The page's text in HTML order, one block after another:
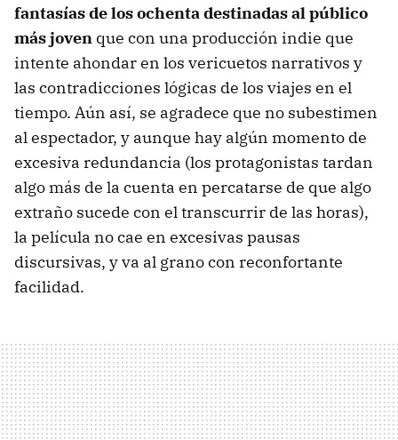
fantasías de los ochenta destinadas al público
más joven que con una producción indie que
intente ahondar en los vericuetos narrativos y
las contradicciones lógicas de los viajes en el
tiempo. Aún así, se agradece que no subestimen
al espectador, y aunque hay algún momento de
excesiva redundancia (los protagonistas tardan
algo más de la cuenta en percatarse de que algo
extraño sucede con el transcurrir de las horas),
la película no cae en excesivas pausas
discursivas, y va al grano con reconfortante
facilidad.